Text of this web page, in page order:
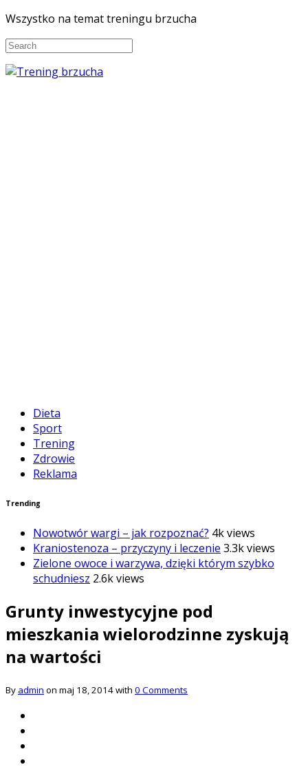
Wszystko na temat treningu brzucha
Dieta
Sport
Trening
Zdrowie
Reklama
Trending
Nowotwór wargi – jak rozpoznać? 4k views
Kraniostenoza – przyczyny i leczenie 3.3k views
Zielone owoce i warzywa, dzięki którym szybko
schudniesz 2.6k views
Grunty inwestycyjne pod
mieszkania wielorodzinne zyskują
na wartości
By admin on maj 18, 2014 with 0 Comments